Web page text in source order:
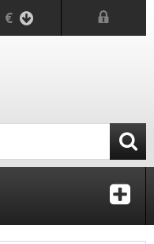
€